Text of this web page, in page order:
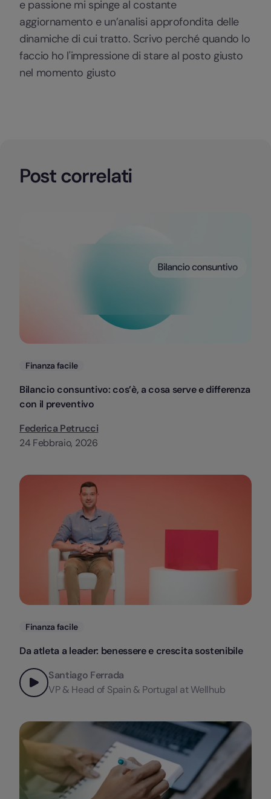
e passione mi spinge al costante
aggiornamento e un’analisi approfondita delle
dinamiche di cui tratto. Scrivo perché quando lo
faccio ho l'impressione di stare al posto giusto
nel momento giusto
Post correlati
Categorie
Finanza facile
Bilancio consuntivo: cos’è, a cosa serve e differenza
con il preventivo
Federica Petrucci
24 Febbraio, 2026
Categorie
Finanza facile
Da atleta a leader: benessere e crescita sostenibile
Santiago Ferrada
VP & Head of Spain & Portugal at Wellhub